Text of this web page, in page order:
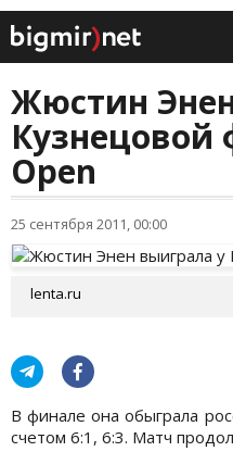
Жюстин
Кузнецовой
Open
25 сентября 2011, 00:00
lenta.ru
В финале она обыграла
счетом 6:1, 6:3. Матч